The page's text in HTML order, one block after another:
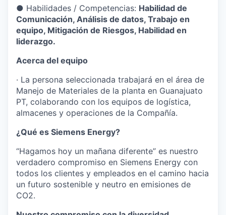
● Habilidades / Competencias: Habilidad de
Comunicación, Análisis de datos, Trabajo en
equipo, Mitigación de Riesgos, Habilidad en
liderazgo.
Acerca del equipo
· La persona seleccionada trabajará en el área de
Manejo de Materiales de la planta en Guanajuato
PT, colaborando con los equipos de logística,
almacenes y operaciones de la Compañía.
¿Qué es Siemens Energy?
“Hagamos hoy un mañana diferente” es nuestro
verdadero compromiso en Siemens Energy con
todos los clientes y empleados en el camino hacia
un futuro sostenible y neutro en emisiones de
CO2.